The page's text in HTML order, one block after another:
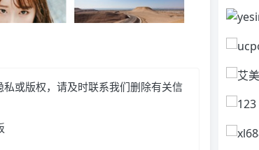
或版权，请及时联系我们删除有关信